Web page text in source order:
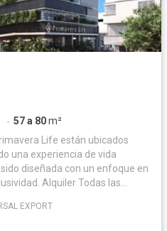
· 57 a 80m²
Life están ubicados
una experiencia de vida
diseñada con un enfoque en
Todas las
disponibles para alquiler,
EXPORT